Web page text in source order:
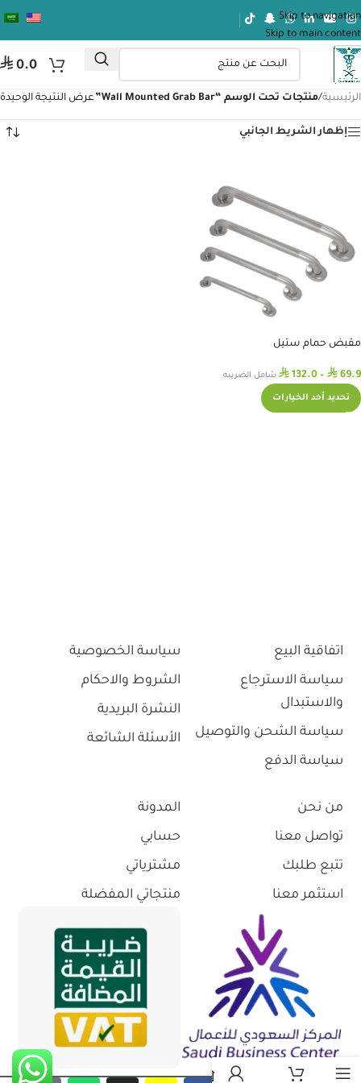
Skip to navigation
Skip to main content
⃁ 0.0
الرئيسية/منتجات تحت الوسم “Wall Mounted Grab Bar” عرض النتيجة الوحيدة
إظهار الشريط الجانبي
مقبض حمام ستيل
⃁ 69.9
–
⃁ 132.0 شامل الضريبه
تحديد أحد الخيارات
اتفاقية البيع
سياسة الاسترجاع
والاستبدال
سياسة الشحن والتوصيل
سياسة الدفع
سياسة الخصوصية
الشروط والاحكام
النشرة البريدية
الأسئلة الشائعة
من نحن
تواصل معنا
تتبع طلبك
استثمر معنا
المدونة
حسابي
مشترياتي
منتجاتي المفضلة